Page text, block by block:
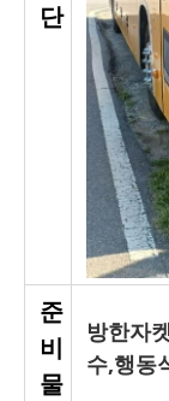
단
준
비
물
방한자
수,행동